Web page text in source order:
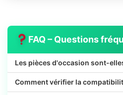
FAQ – Questions
Les pièces d'occasion sont-
Comment vérifier la